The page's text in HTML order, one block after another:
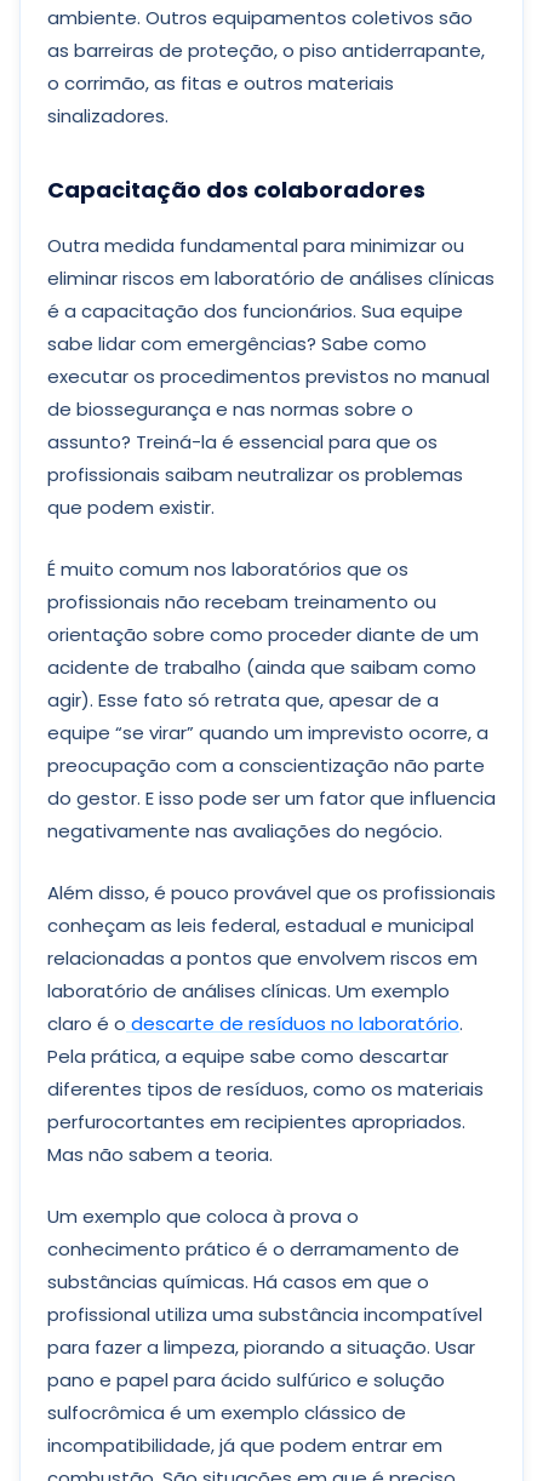
ambiente. Outros equipamentos coletivos são
as barreiras de proteção, o piso antiderrapante,
o corrimão, as fitas e outros materiais
sinalizadores.
Capacitação dos colaboradores
Outra medida fundamental para minimizar ou
eliminar riscos em laboratório de análises clínicas
é a capacitação dos funcionários. Sua equipe
sabe lidar com emergências? Sabe como
executar os procedimentos previstos no manual
de biossegurança e nas normas sobre o
assunto? Treiná-la é essencial para que os
profissionais saibam neutralizar os problemas
que podem existir.
É muito comum nos laboratórios que os
profissionais não recebam treinamento ou
orientação sobre como proceder diante de um
acidente de trabalho (ainda que saibam como
agir). Esse fato só retrata que, apesar de a
equipe “se virar” quando um imprevisto ocorre, a
preocupação com a conscientização não parte
do gestor. E isso pode ser um fator que influencia
negativamente nas avaliações do negócio.
Além disso, é pouco provável que os profissionais
conheçam as leis federal, estadual e municipal
relacionadas a pontos que envolvem riscos em
laboratório de análises clínicas. Um exemplo
claro é o descarte de resíduos no laboratório.
Pela prática, a equipe sabe como descartar
diferentes tipos de resíduos, como os materiais
perfurocortantes em recipientes apropriados.
Mas não sabem a teoria.
Um exemplo que coloca à prova o
conhecimento prático é o derramamento de
substâncias químicas. Há casos em que o
profissional utiliza uma substância incompatível
para fazer a limpeza, piorando a situação. Usar
pano e papel para ácido sulfúrico e solução
sulfocrômica é um exemplo clássico de
incompatibilidade, já que podem entrar em